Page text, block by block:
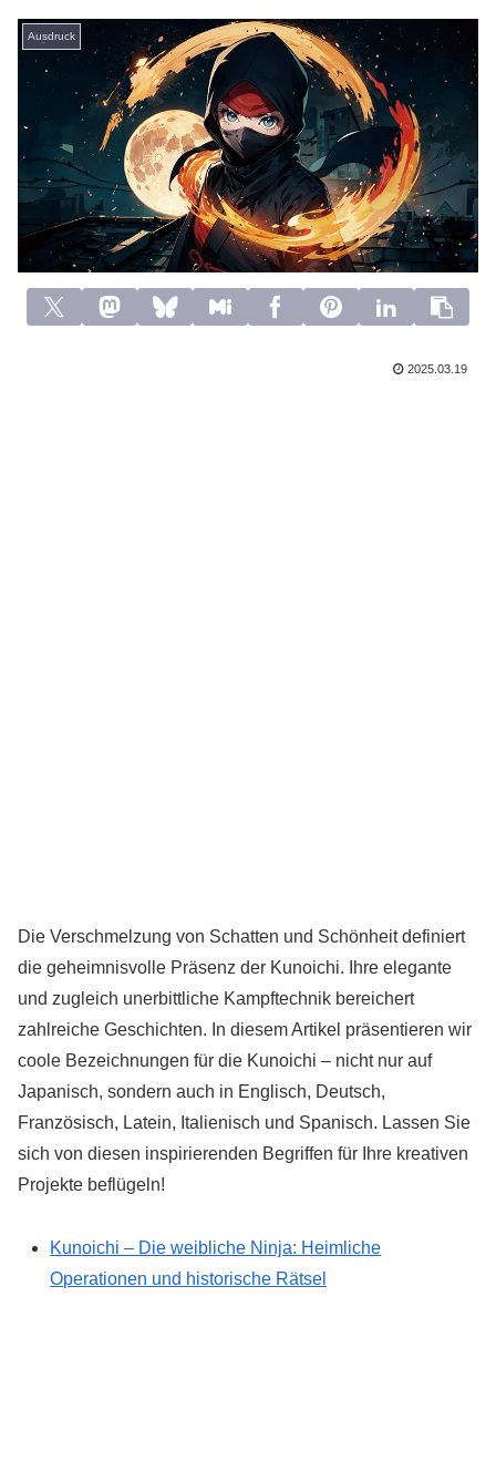
Ausdruck
2025.03.19
Die Verschmelzung von Schatten und Schönheit definiert
die geheimnisvolle Präsenz der Kunoichi. Ihre elegante
und zugleich unerbittliche Kampftechnik bereichert
zahlreiche Geschichten. In diesem Artikel präsentieren wir
coole Bezeichnungen für die Kunoichi – nicht nur auf
Japanisch, sondern auch in Englisch, Deutsch,
Französisch, Latein, Italienisch und Spanisch. Lassen Sie
sich von diesen inspirierenden Begriffen für Ihre kreativen
Projekte beflügeln!
Kunoichi – Die weibliche Ninja: Heimliche
Operationen und historische Rätsel